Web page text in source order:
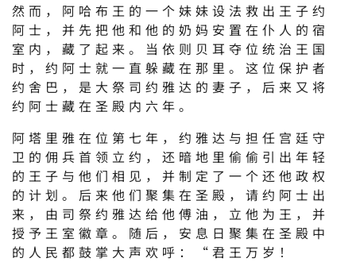
然而，阿哈布王的一个妹妹设法救出王子约
阿士，并先把他和他的奶妈安置在仆人的宿
室内，藏了起来。当依则贝耳夺位统治王国
时，约阿士就一直躲藏在那里。这位保护者
约舍巴，是大祭司约雅达的妻子，后来又将
约阿士藏在圣殿内六年。
阿塔里雅在位第七年，约雅达与担任宫廷守
卫的佣兵首领立约，还暗地里偷偷引出年轻
的王子与他们相见，并制定了一个还他政权
的计划。后来他们聚集在圣殿，请约阿士出
来，由司祭约雅达给他傅油，立他为王，并
授予王室徽章。随后，安息日聚集在圣殿中
的人民都鼓掌大声欢呼：“君王万岁！